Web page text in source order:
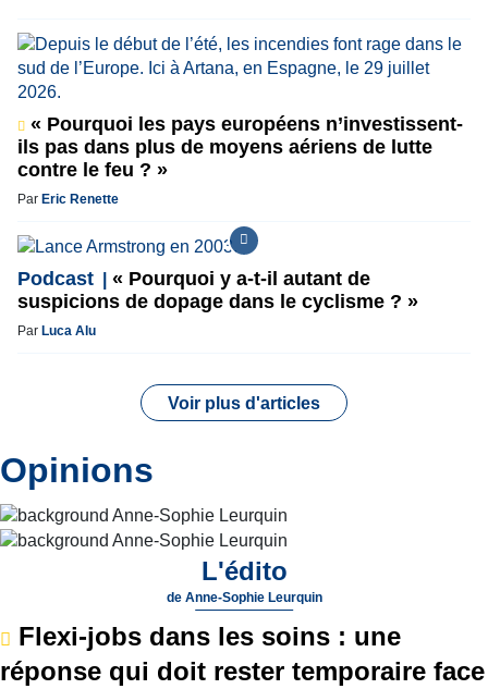
« Pourquoi les pays européens n’investissent-
ils pas dans plus de moyens aériens de lutte
contre le feu ? »
Par Eric Renette
Podcast
« Pourquoi y a-t-il autant de
suspicions de dopage dans le cyclisme ? »
Par Luca Alu
Voir plus d'articles
Opinions
L'édito
de Anne-Sophie Leurquin
Flexi-jobs dans les soins : une
réponse qui doit rester temporaire face